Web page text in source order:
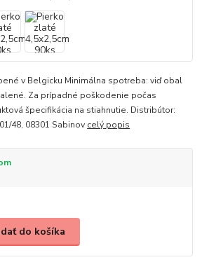
v Belgicku Minimálna spotreba: viď obal
Za prípadné poškodenie počas
špecifikácia na stiahnutie. Distribútor:
48, 08301 Sabinov celý popis
do košíka